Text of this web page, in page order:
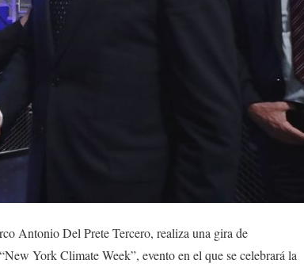
Antonio Del Prete Tercero, realiza una gira de
York Climate Week”, evento en el que se celebrará la